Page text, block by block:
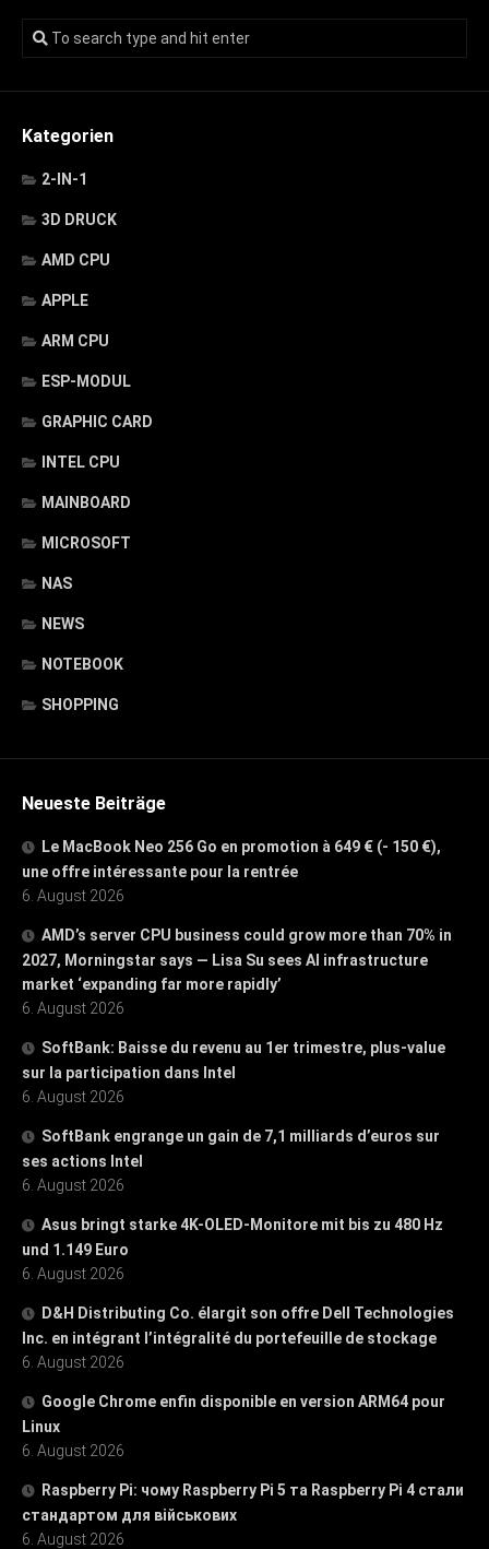
Kategorien
2-IN-1
3D DRUCK
AMD CPU
APPLE
ARM CPU
ESP-MODUL
GRAPHIC CARD
INTEL CPU
MAINBOARD
MICROSOFT
NAS
NEWS
NOTEBOOK
SHOPPING
Neueste Beiträge
Le MacBook Neo 256 Go en promotion à 649 € (- 150 €),
une offre intéressante pour la rentrée
6. August 2026
AMD’s server CPU business could grow more than 70% in
2027, Morningstar says — Lisa Su sees AI infrastructure
market ‘expanding far more rapidly’
6. August 2026
SoftBank: Baisse du revenu au 1er trimestre, plus-value
sur la participation dans Intel
6. August 2026
SoftBank engrange un gain de 7,1 milliards d’euros sur
ses actions Intel
6. August 2026
Asus bringt starke 4K-OLED-Monitore mit bis zu 480 Hz
und 1.149 Euro
6. August 2026
D&H Distributing Co. élargit son offre Dell Technologies
Inc. en intégrant l’intégralité du portefeuille de stockage
6. August 2026
Google Chrome enfin disponible en version ARM64 pour
Linux
6. August 2026
Raspberry Pi: чому Raspberry Pi 5 та Raspberry Pi 4 стали
стандартом для військових
6. August 2026